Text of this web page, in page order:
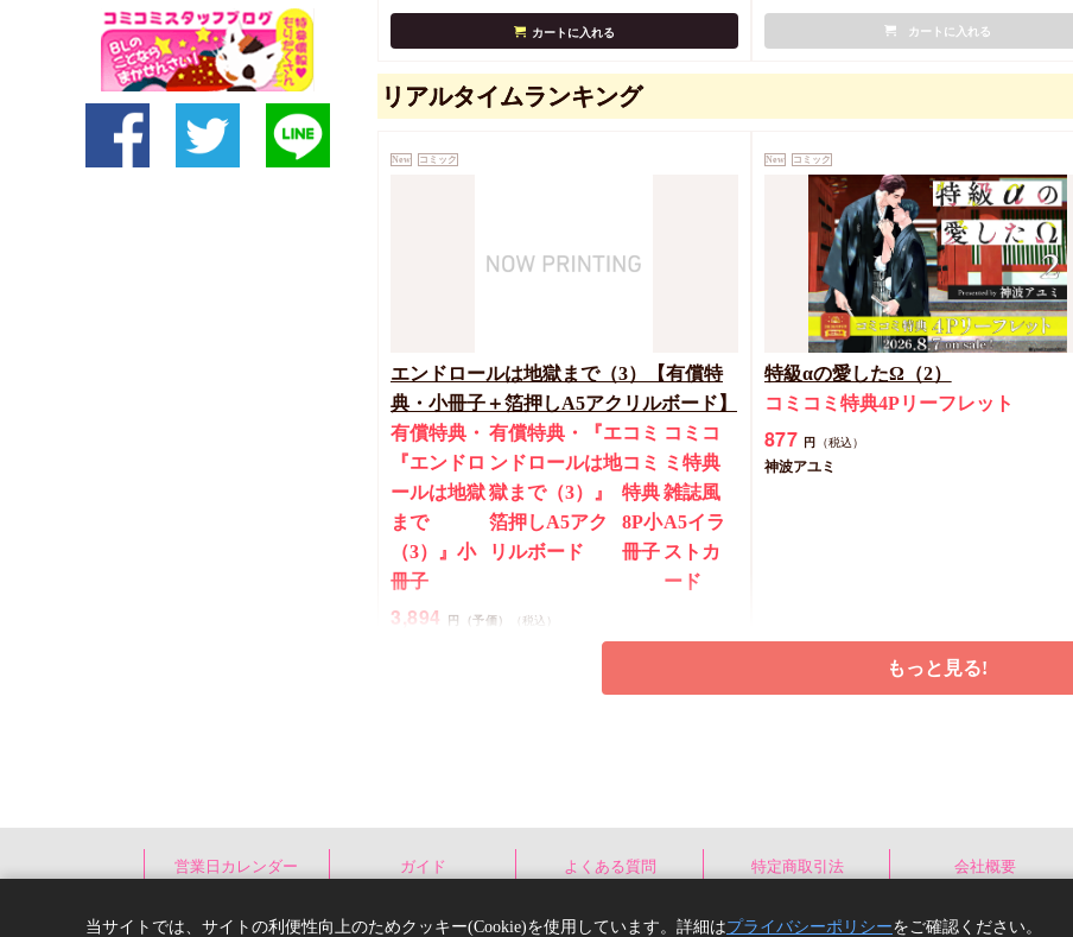
カートに入れる カートに入れる
リアルタイムランキング
New コミック
エンドロールは地獄まで（3）【有償特
典・小冊子＋箔押しA5アクリルボード】
有償特典・
『エンドロ
ールは地獄
まで
（3）』小
冊子
有償特典・『エ
ンドロールは地
獄まで（3）』
箔押しA5アク
リルボード
コミ
コミ
特典
8P小
冊子
コミコ
ミ特典
雑誌風
A5イラ
ストカ
ード
3,894 円（予価） （税込）
New コミック
特級αの愛したΩ（2）
コミコミ特典4Pリーフレット
877 円 （税込）
神波アユミ
もっと見る!
営業日カレンダー ガイド よくある質問 特定商取引法 会社概要
当サイトでは、サイトの利便性向上のためクッキー(Cookie)を使用しています。詳細はプライバシーポリシーをご確認ください。